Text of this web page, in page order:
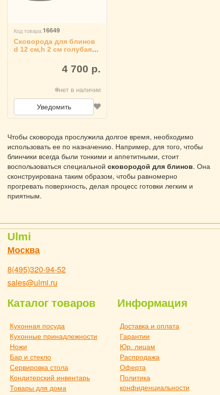
Код товара:16649
Сковорода для блинов
d 12 см,h 2 см голубая
4 700 р.
нет в наличии
Уведомить
Чтобы сковорода прослужила долгое время, необходимо
использовать ее по назначению. Например, для того, чтобы
блинчики всегда были тонкими и аппетитными, стоит
воспользоваться специальной сковородой для блинов. Она
сконструирована таким образом, чтобы равномерно
прогревать поверхность, делая процесс готовки легким и
приятным.
Ulmi
Москва
8(495)320-94-52
sales@ulmi.ru
Каталог товаров
Кухонная посуда
Кухонные принадлежности
Ножи
Бар и стекло
Сервировка стола
Кондитерский инвентарь
Товары для дома
Информация
Доставка и оплата
Гарантии
Юр. лицам
Распродажа
Оферта
Политика
конфиденциальности